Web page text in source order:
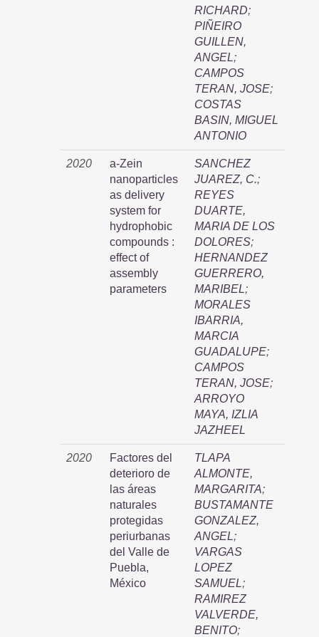
RICHARD;
PIÑEIRO
GUILLEN,
ANGEL;
CAMPOS
TERAN, JOSE;
COSTAS
BASIN, MIGUEL
ANTONIO
2020
a-Zein
nanoparticles
as delivery
system for
hydrophobic
compounds :
effect of
assembly
parameters
SANCHEZ
JUAREZ, C.;
REYES
DUARTE,
MARIA DE LOS
DOLORES;
HERNANDEZ
GUERRERO,
MARIBEL;
MORALES
IBARRIA,
MARCIA
GUADALUPE;
CAMPOS
TERAN, JOSE;
ARROYO
MAYA, IZLIA
JAZHEEL
2020
Factores del
deterioro de
las áreas
naturales
protegidas
periurbanas
del Valle de
Puebla,
México
TLAPA
ALMONTE,
MARGARITA;
BUSTAMANTE
GONZALEZ,
ANGEL;
VARGAS
LOPEZ
SAMUEL;
RAMIREZ
VALVERDE,
BENITO;